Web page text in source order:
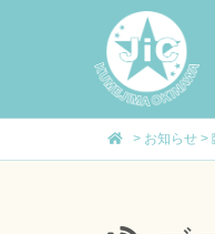
> お知らせ >